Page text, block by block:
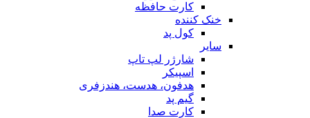
کارت حافظه
خنک کننده
کول پد
سایر
شارژر لپ تاپ
اسپیکر
هدفون، هدست، هندزفری
گیم پد
کارت صدا